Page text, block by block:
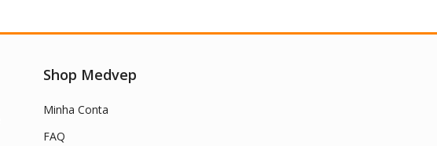
Shop Medvep
Minha Conta
FAQ